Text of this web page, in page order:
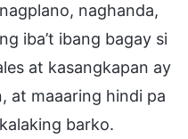
naghanda,
iba’t ibang bagay si
at kasangkapan ay
at maaaring hindi pa
barko.